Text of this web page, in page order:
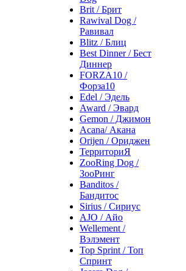
Brit / Брит
Rawival Dog /
Равивал
Blitz / Блиц
Best Dinner / Бест
Диннер
FORZA10 /
Форза10
Edel / Эдель
Award / Эвард
Gemon / Джимон
Acana/ Акана
Orijen / Ориджен
ТерриториЯ
ZooRing Dog /
ЗооРинг
Banditos /
Бандитос
Sirius / Сириус
AJO / Айо
Wellement /
Вэлэмент
Top Sprint / Топ
Спринт